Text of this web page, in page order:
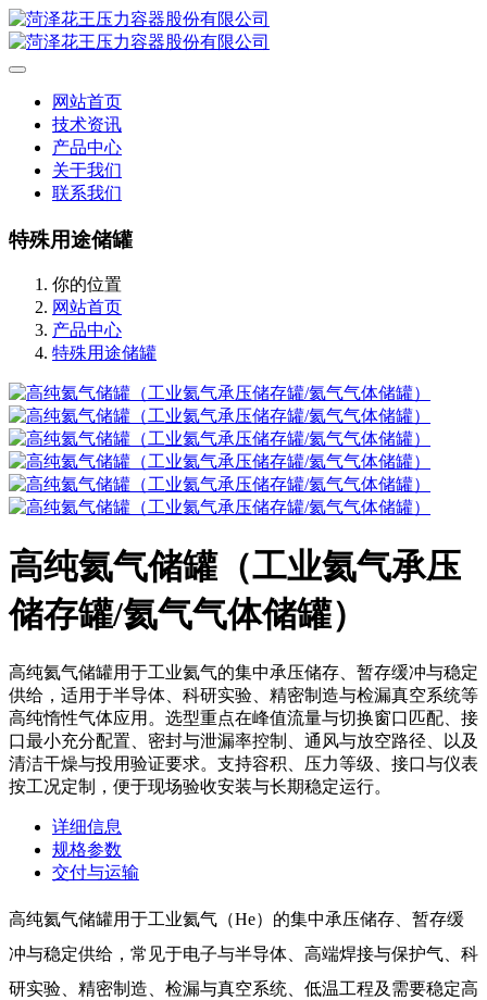
网站首页
技术资讯
产品中心
关于我们
联系我们
特殊用途储罐
你的位置
网站首页
产品中心
特殊用途储罐
高纯氦气储罐（工业氦气承压
储存罐/氦气气体储罐）
高纯氦气储罐用于工业氦气的集中承压储存、暂存缓冲与稳定
供给，适用于半导体、科研实验、精密制造与检漏真空系统等
高纯惰性气体应用。选型重点在峰值流量与切换窗口匹配、接
口最小充分配置、密封与泄漏率控制、通风与放空路径、以及
清洁干燥与投用验证要求。支持容积、压力等级、接口与仪表
按工况定制，便于现场验收安装与长期稳定运行。
详细信息
规格参数
交付与运输
高纯氦气储罐用于工业氦气（He）的集中承压储存、暂存缓
冲与稳定供给，常见于电子与半导体、高端焊接与保护气、科
研实验、精密制造、检漏与真空系统、低温工程及需要稳定高